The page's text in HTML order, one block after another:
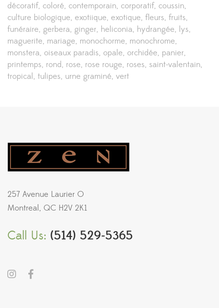
décoratif coloré contemporain corporatif coussin
culture biologique exotiique exotique fleurs fruits
funéraire gerbera ginger heliconia hydrangée lys
maguerite mariage monochorme monochrome
monstera oiseaux paradis opale orchidée panier
printemps rond rose rose rouge roses saint-valentain
tropical tulipes urne graminé vert
257 Avenue Laurier O
Montreal, QC H2V 2K1
Call Us: (514) 529-5365